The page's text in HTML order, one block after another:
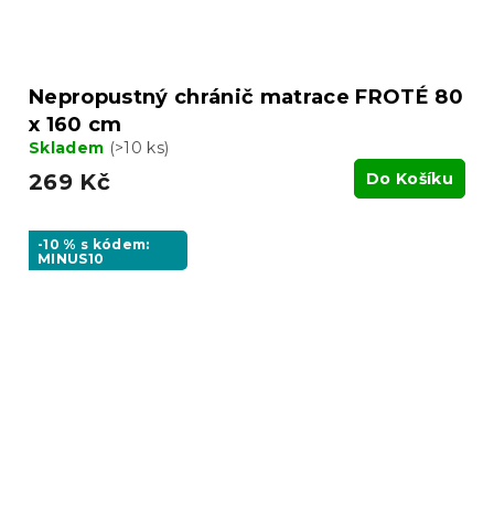
Nepropustný chránič matrace FROTÉ 80
x 160 cm
Skladem (>10 ks)
269 Kč Do Košíku
-10 % s kódem:
MINUS10